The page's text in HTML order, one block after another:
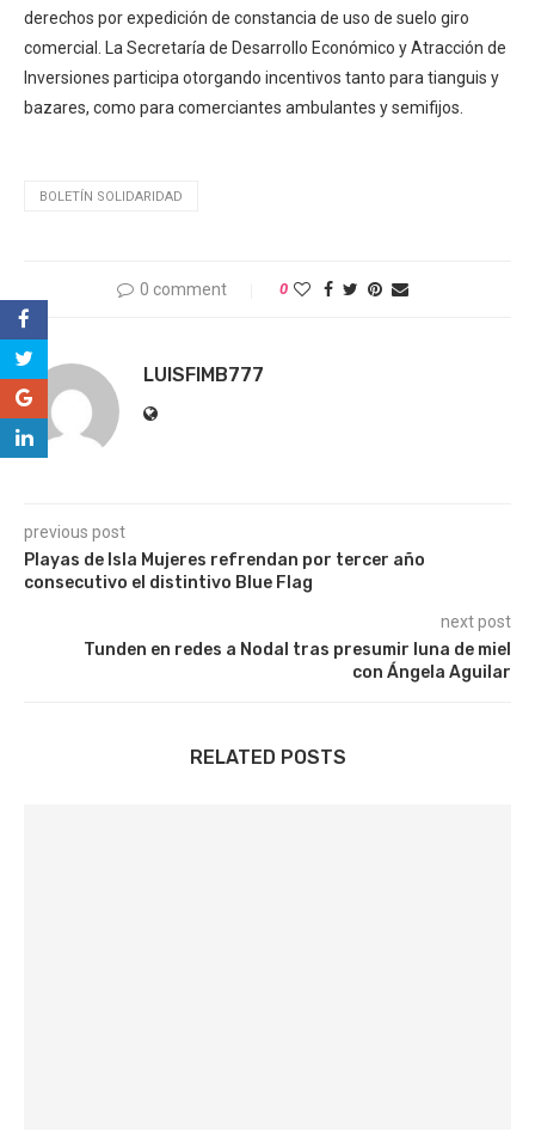
derechos por expedición de constancia de uso de suelo giro
comercial. La Secretaría de Desarrollo Económico y Atracción de
Inversiones participa otorgando incentivos tanto para tianguis y
bazares, como para comerciantes ambulantes y semifijos.
BOLETÍN SOLIDARIDAD
0 comment 0
LUISFIMB777
previous post
Playas de Isla Mujeres refrendan por tercer año
consecutivo el distintivo Blue Flag
next post
Tunden en redes a Nodal tras presumir luna de miel
con Ángela Aguilar
RELATED POSTS